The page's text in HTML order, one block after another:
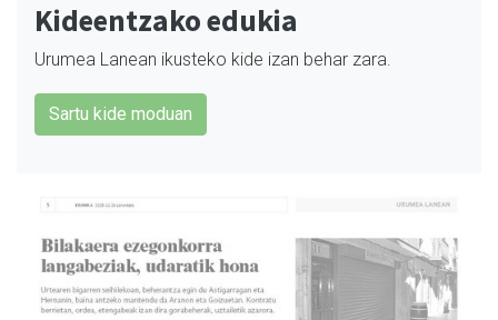
Kideentzako edukia
Urumea Lanean ikusteko kide izan behar zara.
Sartu kide moduan